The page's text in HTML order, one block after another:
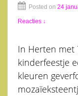
Posted on 24
Reacties ↓
In Herten met
kinderfeestje
kleuren